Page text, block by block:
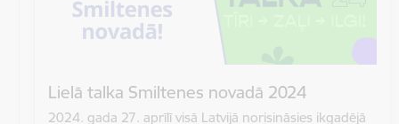
Lielā talka Smiltenes novadā 2024
2024. gada 27. aprīlī visā Latvijā norisināsies ikgadējā